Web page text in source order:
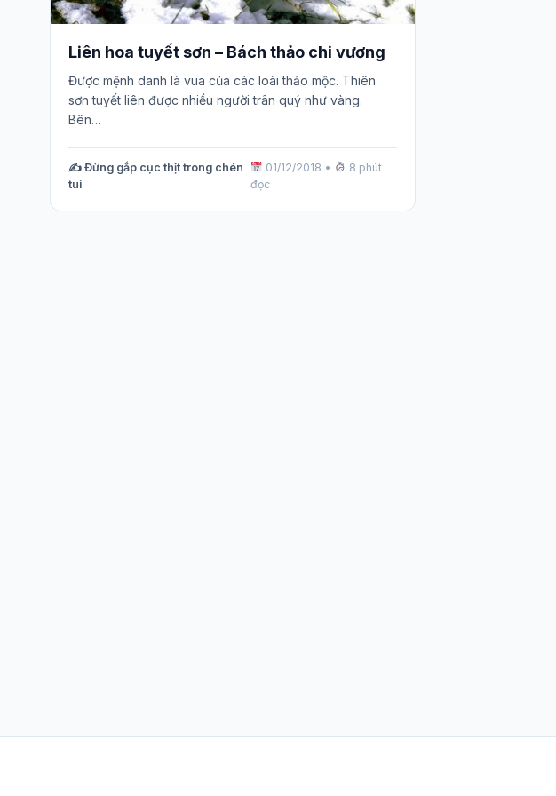
Liên hoa tuyết sơn – Bách thảo chi vương
Được mệnh danh là vua của các loài thảo mộc. Thiên
sơn tuyết liên được nhiều người trân quý như vàng.
Bên…
✍️ Đừng gắp cục thịt trong chén
tui
01/12/2018 •
8 phút
đọc